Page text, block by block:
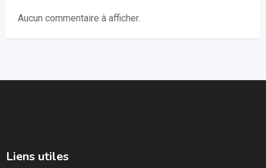
Aucun commentaire à afficher.
Liens utiles